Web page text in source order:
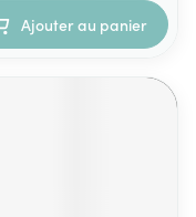
Ajouter au panier